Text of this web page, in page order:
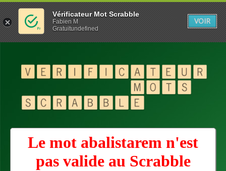
Le mot abalistarem n'est
pas valide au Scrabble
Vérificateur Mot Scrabble
Fabien M
Gratuitundefined
VOIR